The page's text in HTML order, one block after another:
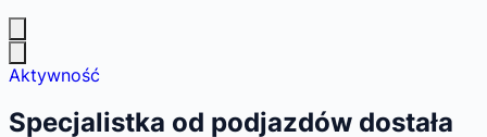
Aktywność
Specjalistka od podjazdów dostała